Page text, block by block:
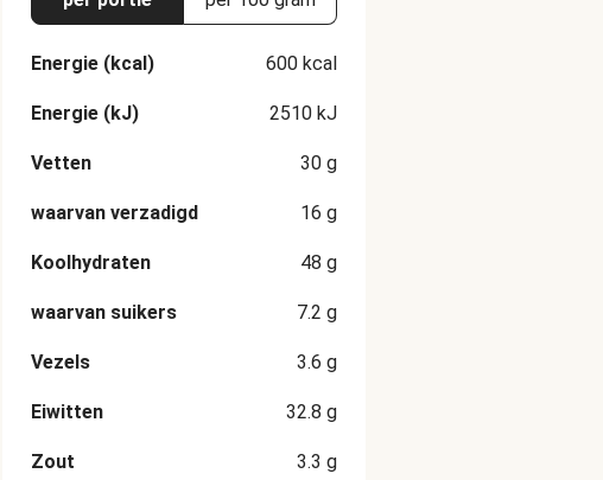
Energie (kcal) 600 kcal
Energie (kJ) 2510 kJ
Vetten 30 g
waarvan verzadigd 16 g
Koolhydraten 48 g
waarvan suikers 7.2 g
Vezels 3.6 g
Eiwitten 32.8 g
Zout 3.3 g